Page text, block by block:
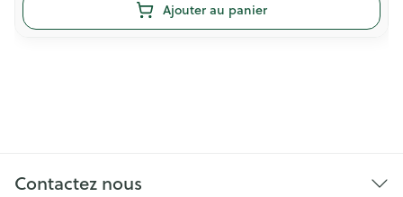
Ajouter au panier
Contactez nous